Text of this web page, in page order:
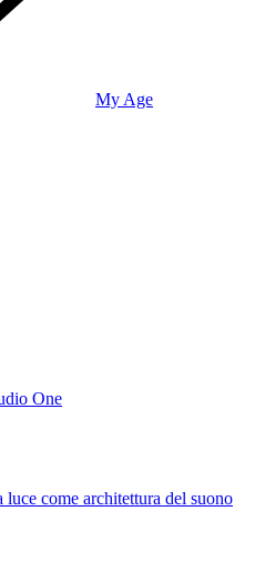
My Age
One
come architettura del suono